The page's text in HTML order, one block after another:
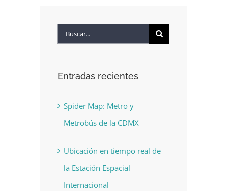
Buscar:
Entradas recientes
Spider Map: Metro y
Metrobús de la CDMX
Ubicación en tiempo real de
la Estación Espacial
Internacional